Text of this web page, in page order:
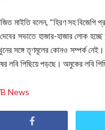
মাইতি বলেন, “হিরণ সহ বিজেপি
সভাতে হাজার-হাজার লোক
সঙ্গে তৃণমূলের কোনও সম্পর্ক নেই।
লবি পিছিয়ে পড়ছে। অমুকের লবি
News